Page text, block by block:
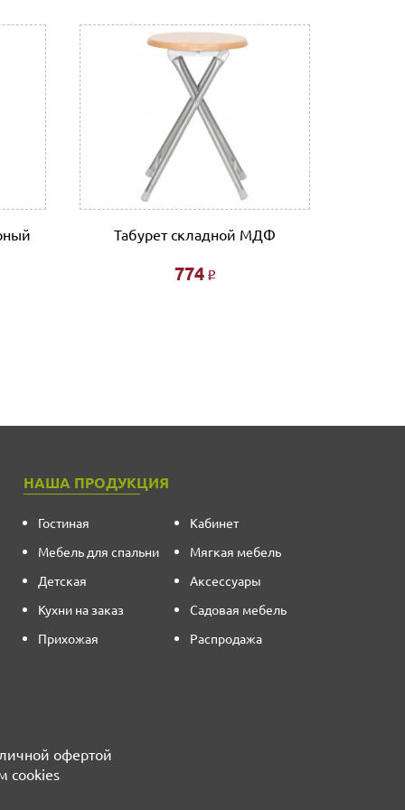
Табурет складной МДФ
774 Р
НАША ПРОДУКЦИЯ
Гостиная
Мебель для спальни
Детская
Кухни на заказ
Прихожая
Кабинет
Мягкая мебель
Аксессуары
Садовая мебель
Распродажа
офертой
cookies